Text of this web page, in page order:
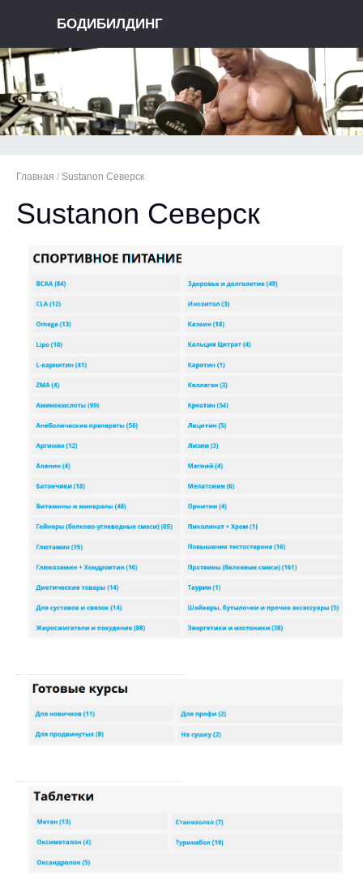
БОДИБИЛДИНГ
Главная / Sustanon Северск
Sustanon Северск